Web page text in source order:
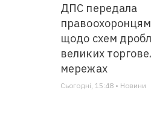
ДПС передала
щодо схем
великих
мережах
Сьогодні, 15:48 • Новини